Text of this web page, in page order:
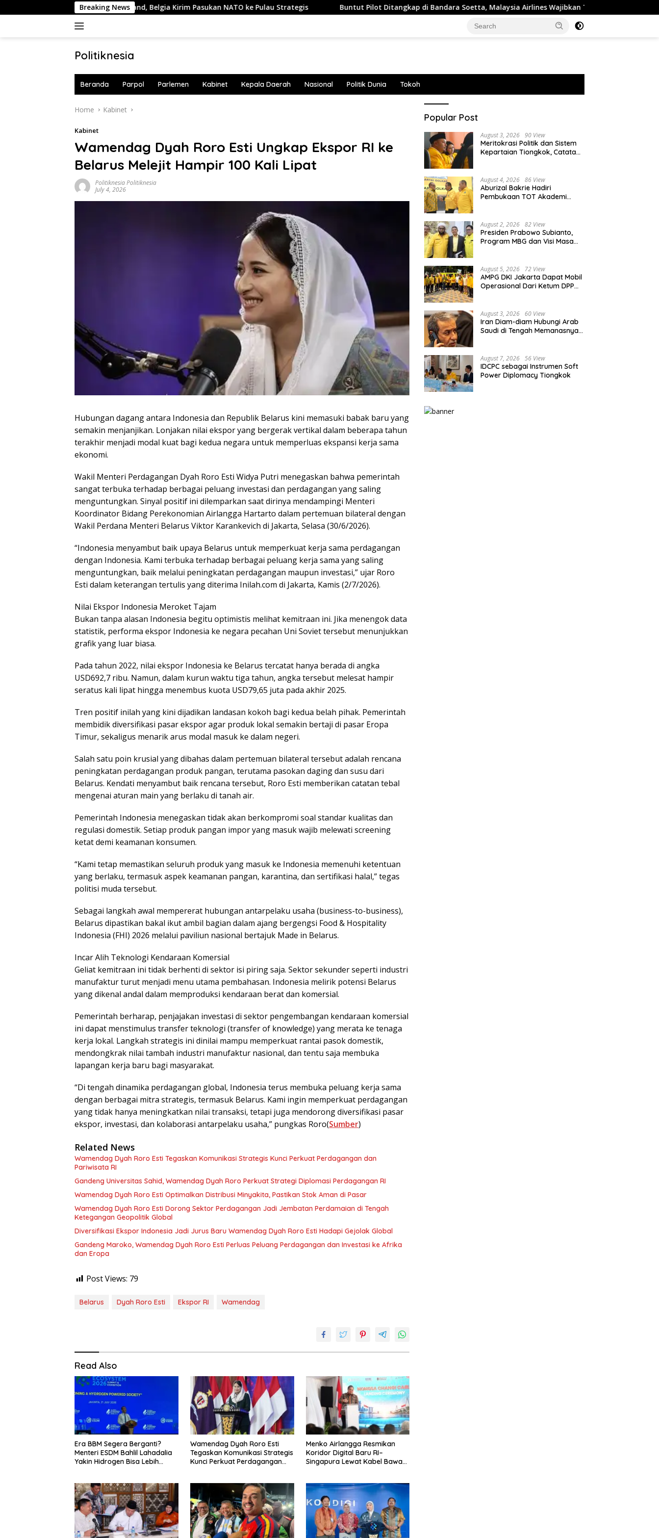
to
Breaking News
Trump Ingin Caplok Greenland, Belgia Kirim Pasukan NATO ke Pulau Strategis Buntut Pilot Ditangkap di Bandara Soetta, Malaysia Airlines Wajibkan Tes Narkoba 1.260 Pilot
Politiknesia
Beranda Parpol Parlemen Kabinet Kepala Daerah Nasional Politik Dunia Tokoh
Home Kabinet
Kabinet
Wamendag Dyah Roro Esti Ungkap Ekspor RI ke
Belarus Melejit Hampir 100 Kali Lipat
Politiknesia Politiknesia
July 4, 2026
Hubungan dagang antara Indonesia dan Republik Belarus kini memasuki babak baru yang
semakin menjanjikan. Lonjakan nilai ekspor yang bergerak vertikal dalam beberapa tahun
terakhir menjadi modal kuat bagi kedua negara untuk memperluas ekspansi kerja sama
ekonomi.
Wakil Menteri Perdagangan Dyah Roro Esti Widya Putri menegaskan bahwa pemerintah
sangat terbuka terhadap berbagai peluang investasi dan perdagangan yang saling
menguntungkan. Sinyal positif ini dilemparkan saat dirinya mendampingi Menteri
Koordinator Bidang Perekonomian Airlangga Hartarto dalam pertemuan bilateral dengan
Wakil Perdana Menteri Belarus Viktor Karankevich di Jakarta, Selasa (30/6/2026).
“Indonesia menyambut baik upaya Belarus untuk memperkuat kerja sama perdagangan
dengan Indonesia. Kami terbuka terhadap berbagai peluang kerja sama yang saling
menguntungkan, baik melalui peningkatan perdagangan maupun investasi,” ujar Roro
Esti dalam keterangan tertulis yang diterima Inilah.com di Jakarta, Kamis (2/7/2026).
Nilai Ekspor Indonesia Meroket Tajam
Bukan tanpa alasan Indonesia begitu optimistis melihat kemitraan ini. Jika menengok data
statistik, performa ekspor Indonesia ke negara pecahan Uni Soviet tersebut menunjukkan
grafik yang luar biasa.
Pada tahun 2022, nilai ekspor Indonesia ke Belarus tercatat hanya berada di angka
USD692,7 ribu. Namun, dalam kurun waktu tiga tahun, angka tersebut melesat hampir
seratus kali lipat hingga menembus kuota USD79,65 juta pada akhir 2025.
Tren positif inilah yang kini dijadikan landasan kokoh bagi kedua belah pihak. Pemerintah
membidik diversifikasi pasar ekspor agar produk lokal semakin bertaji di pasar Eropa
Timur, sekaligus menarik arus modal masuk ke dalam negeri.
Salah satu poin krusial yang dibahas dalam pertemuan bilateral tersebut adalah rencana
peningkatan perdagangan produk pangan, terutama pasokan daging dan susu dari
Belarus. Kendati menyambut baik rencana tersebut, Roro Esti memberikan catatan tebal
mengenai aturan main yang berlaku di tanah air.
Pemerintah Indonesia menegaskan tidak akan berkompromi soal standar kualitas dan
regulasi domestik. Setiap produk pangan impor yang masuk wajib melewati screening
ketat demi keamanan konsumen.
“Kami tetap memastikan seluruh produk yang masuk ke Indonesia memenuhi ketentuan
yang berlaku, termasuk aspek keamanan pangan, karantina, dan sertifikasi halal,” tegas
politisi muda tersebut.
Sebagai langkah awal mempererat hubungan antarpelaku usaha (business-to-business),
Belarus dipastikan bakal ikut ambil bagian dalam ajang bergengsi Food & Hospitality
Indonesia (FHI) 2026 melalui paviliun nasional bertajuk Made in Belarus.
Incar Alih Teknologi Kendaraan Komersial
Geliat kemitraan ini tidak berhenti di sektor isi piring saja. Sektor sekunder seperti industri
manufaktur turut menjadi menu utama pembahasan. Indonesia melirik potensi Belarus
yang dikenal andal dalam memproduksi kendaraan berat dan komersial.
Pemerintah berharap, penjajakan investasi di sektor pengembangan kendaraan komersial
ini dapat menstimulus transfer teknologi (transfer of knowledge) yang merata ke tenaga
kerja lokal. Langkah strategis ini dinilai mampu memperkuat rantai pasok domestik,
mendongkrak nilai tambah industri manufaktur nasional, dan tentu saja membuka
lapangan kerja baru bagi masyarakat.
“Di tengah dinamika perdagangan global, Indonesia terus membuka peluang kerja sama
dengan berbagai mitra strategis, termasuk Belarus. Kami ingin memperkuat perdagangan
yang tidak hanya meningkatkan nilai transaksi, tetapi juga mendorong diversifikasi pasar
ekspor, investasi, dan kolaborasi antarpelaku usaha,” pungkas Roro(Sumber)
Related News
Wamendag Dyah Roro Esti Tegaskan Komunikasi Strategis Kunci Perkuat Perdagangan dan
Pariwisata RI
Gandeng Universitas Sahid, Wamendag Dyah Roro Perkuat Strategi Diplomasi Perdagangan RI
Wamendag Dyah Roro Esti Optimalkan Distribusi Minyakita, Pastikan Stok Aman di Pasar
Wamendag Dyah Roro Esti Dorong Sektor Perdagangan Jadi Jembatan Perdamaian di Tengah
Ketegangan Geopolitik Global
Diversifikasi Ekspor Indonesia Jadi Jurus Baru Wamendag Dyah Roro Esti Hadapi Gejolak Global
Gandeng Maroko, Wamendag Dyah Roro Esti Perluas Peluang Perdagangan dan Investasi ke Afrika
dan Eropa
Post Views: 79
Belarus Dyah Roro Esti Ekspor RI Wamendag
Read Also
Era BBM Segera Berganti?
Menteri ESDM Bahlil Lahadalia
Yakin Hidrogen Bisa Lebih
Wamendag Dyah Roro Esti
Tegaskan Komunikasi Strategis
Kunci Perkuat Perdagangan
Menko Airlangga Resmikan
Koridor Digital Baru RI–
Singapura Lewat Kabel Bawah
Popular Post
August 3, 2026 90 View
Meritokrasi Politik dan Sistem
Kepartaian Tiongkok, Catatan
August 4, 2026 86 View
Aburizal Bakrie Hadiri
Pembukaan TOT Akademi
Berkualitas
August 2, 2026 82 View
Presiden Prabowo Subianto,
Program MBG dan Visi Masa
August 5, 2026 72 View
AMPG DKI Jakarta Dapat Mobil
Operasional Dari Ketum DPP
August 3, 2026 60 View
Iran Diam-diam Hubungi Arab
Saudi di Tengah Memanasnya
August 7, 2026 56 View
IDCPC sebagai Instrumen Soft
Power Diplomacy Tiongkok